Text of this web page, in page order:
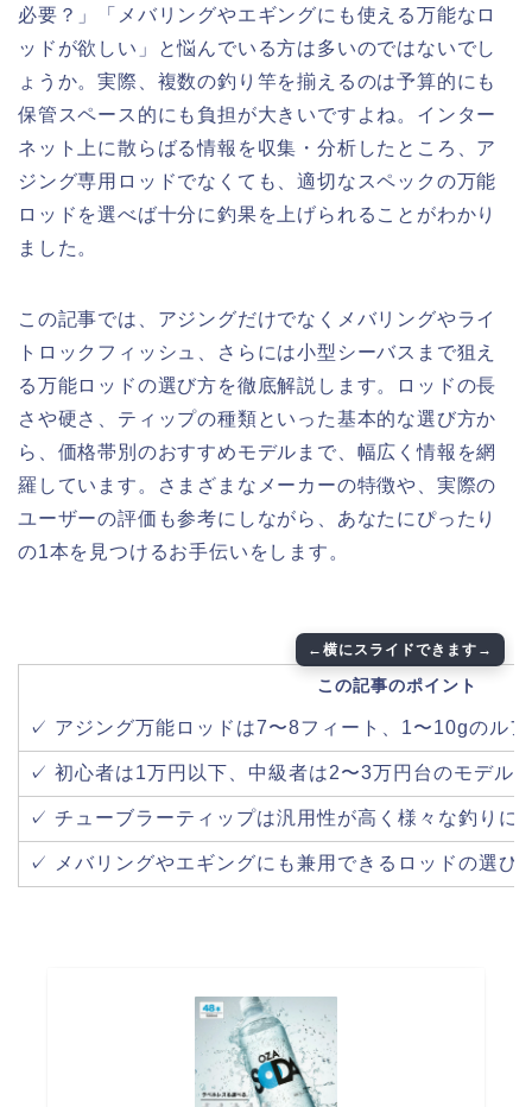
必要？」「メバリングやエギングにも使える万能なロ
ッドが欲しい」と悩んでいる方は多いのではないでし
ょうか。実際、複数の釣り竿を揃えるのは予算的にも
保管スペース的にも負担が大きいですよね。インター
ネット上に散らばる情報を収集・分析したところ、ア
ジング専用ロッドでなくても、適切なスペックの万能
ロッドを選べば十分に釣果を上げられることがわかり
ました。
この記事では、アジングだけでなくメバリングやライ
トロックフィッシュ、さらには小型シーバスまで狙え
る万能ロッドの選び方を徹底解説します。ロッドの長
さや硬さ、ティップの種類といった基本的な選び方か
ら、価格帯別のおすすめモデルまで、幅広く情報を網
羅しています。さまざまなメーカーの特徴や、実際の
ユーザーの評価も参考にしながら、あなたにぴったり
の1本を見つけるお手伝いをします。
この記事のポイント
✓ アジング万能ロッドは7〜8フィート、1〜10gのル
✓ 初心者は1万円以下、中級者は2〜3万円台のモデル
✓ チューブラーティップは汎用性が高く様々な釣りに
✓ メバリングやエギングにも兼用できるロッドの選び